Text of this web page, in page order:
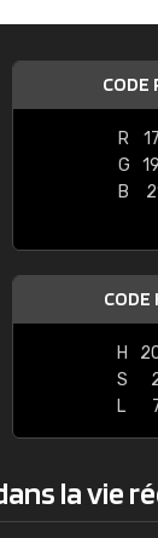
CODE
R
G
B
CODE
H
S
L
la vie